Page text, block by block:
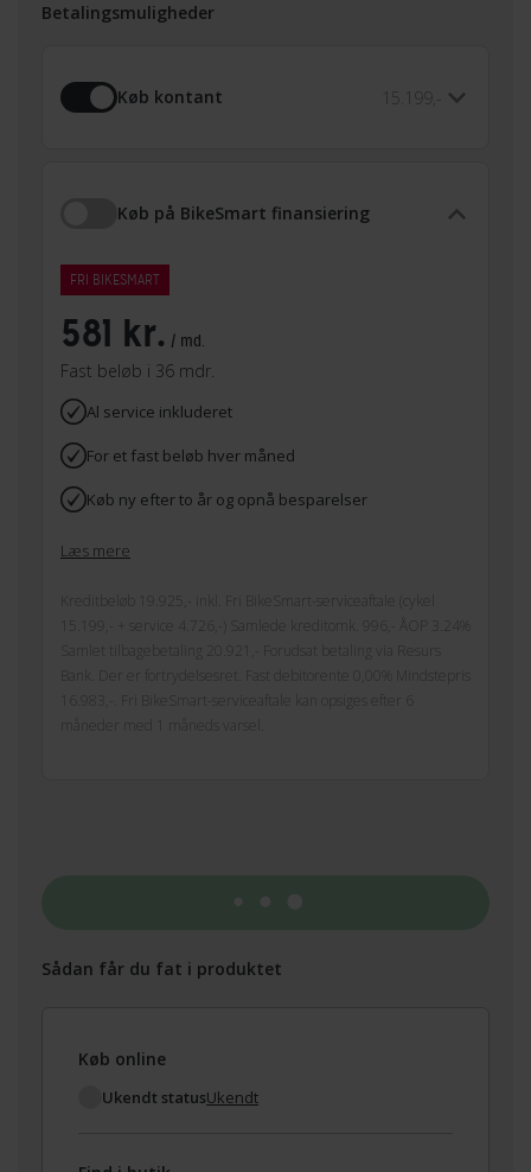
Betalingsmuligheder
Køb kontant 15.199,-
Køb på BikeSmart finansiering
FRI BIKESMART
581 kr. / md.
Fast beløb i 36 mdr.
Al service inkluderet
For et fast beløb hver måned
Køb ny efter to år og opnå besparelser
Læs mere
Kreditbeløb 19.925,- inkl. Fri BikeSmart-serviceaftale (cykel
15.199,- + service 4.726,-) Samlede kreditomk. 996,- ÅOP 3.24%
Samlet tilbagebetaling 20.921,- Forudsat betaling via Resurs
Bank. Der er fortrydelsesret. Fast debitorente 0,00% Mindstepris
16.983,-. Fri BikeSmart-serviceaftale kan opsiges efter 6
måneder med 1 måneds varsel.
Sådan får du fat i produktet
Køb online
Ukendt statusUkendt